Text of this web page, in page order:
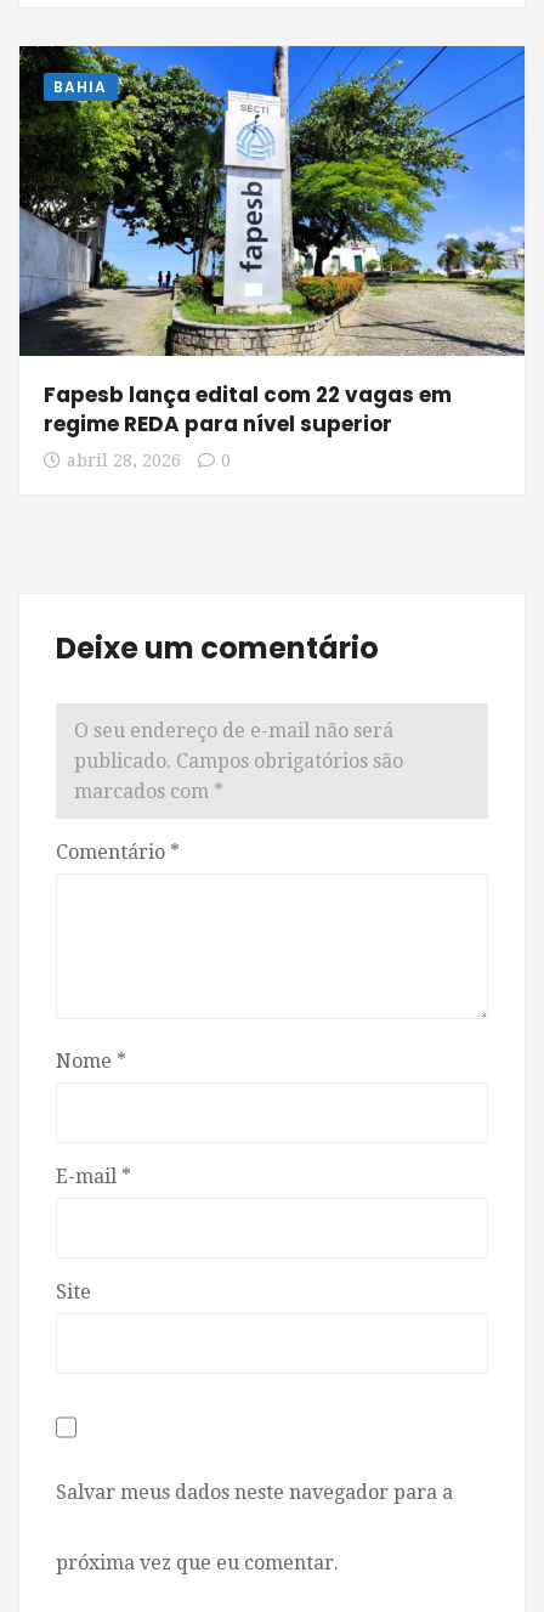
BAHIA
Fapesb lança edital com 22 vagas em
regime REDA para nível superior
abril 28, 2026 0
Deixe um comentário
O seu endereço de e-mail não será
publicado. Campos obrigatórios são
marcados com *
Comentário *
Nome *
E-mail *
Site
Salvar meus dados neste navegador para a
próxima vez que eu comentar.